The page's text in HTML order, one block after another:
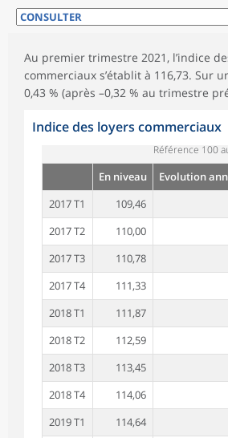
Au premier trimestre 2021, l’indice
commerciaux s’établit à 116,73. Sur
0,43 % (après –0,32 % au trimestre
Indice des loyers commerciaux
Référence 100
En niveau
Evolution
2017 T1
109,46
2017 T2
110,00
2017 T3
110,78
2017 T4
111,33
2018 T1
111,87
2018 T2
112,59
2018 T3
113,45
2018 T4
114,06
2019 T1
114,64